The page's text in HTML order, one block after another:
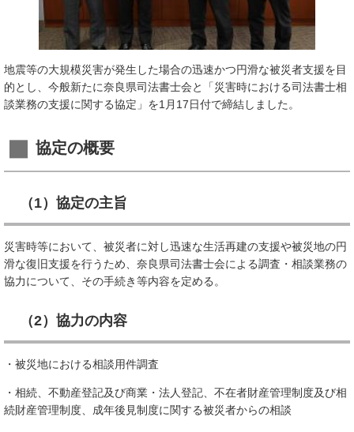
​地震等の大規模災害が発生した場合の迅速かつ円滑な被災者支援を目
的とし、今般新たに奈良県司法書士会と「災害時における司法書士相
談業務の支援に関する協定」を1月17日付で締結しました。
協定の概要
（1）協定の主旨
​災害時等において、被災者に対し迅速な生活再建の支援や被災地の円
滑な復旧支援を行うため、奈良県司法書士会による調査・相談業務の
協力について、その手続き等内容を定める。
（2）協力の内容
・被災地における相談用件調査
・相続、不動産登記及び商業・法人登記、不在者財産管理制度及び相
続財産管理制度、成年後見制度に関する被災者からの相談